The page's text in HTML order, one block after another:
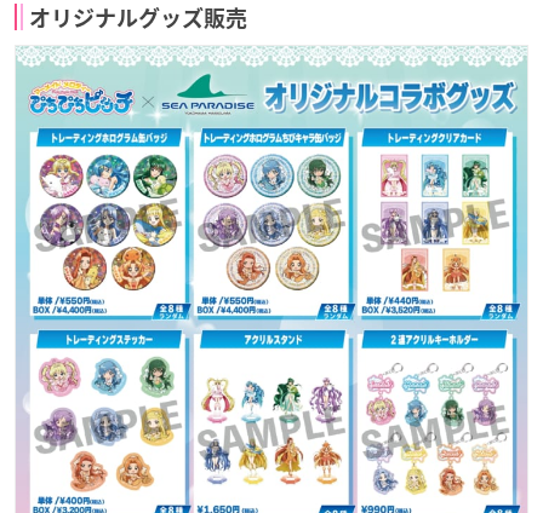
オリジナルグッズ販売